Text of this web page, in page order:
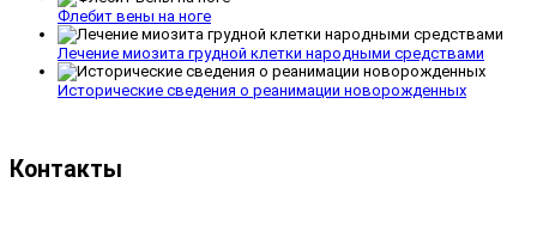
Флебит вены на ноге
Лечение миозита грудной клетки народными средствами
Исторические сведения о реанимации новорожденных
Контакты